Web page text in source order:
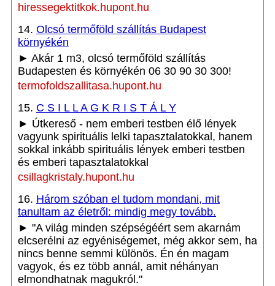
hiressegektitkok.hupont.hu
14. Olcsó termőföld szállítás Budapest
környékén
► Akár 1 m3, olcsó termőföld szállítás
Budapesten és környékén 06 30 90 30 300!
termofoldszallitasa.hupont.hu
15. C S I L L A G K R I S T Á L Y
► Útkereső - nem emberi testben élő lények
vagyunk spirituális lelki tapasztalatokkal, hanem
sokkal inkább spirituális lények emberi testben
és emberi tapasztalatokkal
csillagkristaly.hupont.hu
16. Három szóban el tudom mondani, mit
tanultam az életről: mindig megy tovább.
► "A világ minden szépségéért sem akarnám
elcserélni az egyéniségemet, még akkor sem, ha
nincs benne semmi különös. Én én magam
vagyok, és ez több annál, amit néhányan
elmondhatnak magukról."